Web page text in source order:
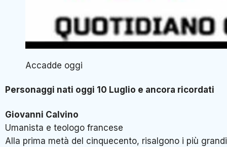
Accadde oggi
Personaggi nati oggi 10 Luglio e ancora ricordati
Giovanni Calvino
Umanista e teologo francese
Alla prima metà del cinquecento, risalgono i più